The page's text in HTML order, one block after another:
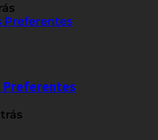
Preferentes
Preferentes